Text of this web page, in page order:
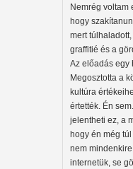
Nemrég voltam
hogy
mert
graffitié és a
Az előadás egy
Megosztotta a
kultúra
értették. Én
jelentheti ez, a
hogy én még
nem
internetük, se